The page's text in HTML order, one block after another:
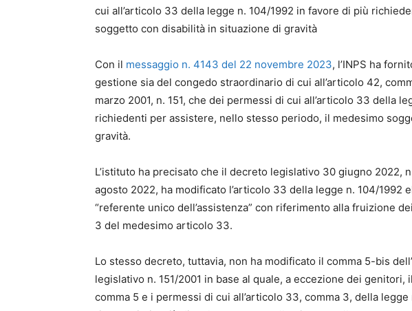
cui all’articolo 33 della legge n. 104/1992 in favore di più
soggetto con disabilità in situazione di gravità
Con il messaggio n. 4143 del 22 novembre 2023, l’INPS ha
gestione sia del congedo straordinario di cui all’articolo 42,
marzo 2001, n. 151, che dei permessi di cui all’articolo 33 della
richiedenti per assistere, nello stesso periodo, il medesimo
gravità.
L’istituto ha precisato che il decreto legislativo 30 giugno 2022,
agosto 2022, ha modificato l’articolo 33 della legge n. 104/1992
“referente unico dell’assistenza” con riferimento alla fruizione
3 del medesimo articolo 33.
Lo stesso decreto, tuttavia, non ha modificato il comma 5-bis
legislativo n. 151/2001 in base al quale, a eccezione dei
comma 5 e i permessi di cui all’articolo 33, comma 3, della